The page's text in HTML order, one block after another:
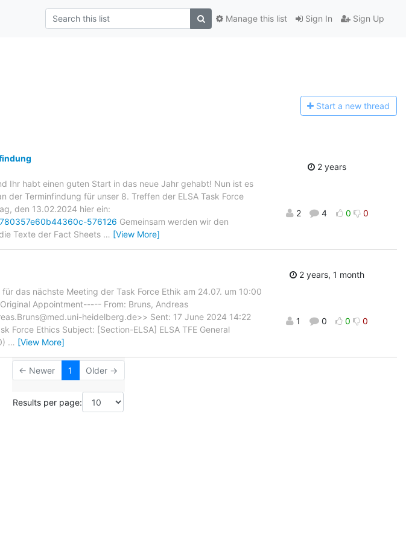
Sign In Sign Up
Manage this list
Start a new thread
Ihr habt einen guten Start in das neue Jahr gehabt! Nun ist es
der Terminfindung für unser 8. Treffen der ELSA Task Force
den 13.02.2024 hier ein:
576126 Gemeinsam werden wir den
Texte der Fact Sheets … [View More]
2 years
2 4 0 0
das nächste Meeting der Task Force Ethik am 24.07. um 10:00
Appointment----- From: Bruns, Andreas
heidelberg.de>> Sent: 17 June 2024 14:22
Force Ethics Subject: [Section-ELSA] ELSA TFE General
… [View More]
2 years, 1 month
1 0 0 0
← Newer 1 Older →
Results per page: